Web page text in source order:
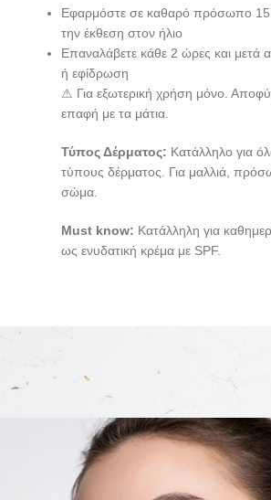
Εφαρμόστε σε καθαρό πρόσωπο 15
την έκθεση στον ήλιο
Επαναλάβετε κάθε 2 ώρες και μετά
ή εφίδρωση
⚠ Για εξωτερική χρήση μόνο.
επαφή με τα μάτια.
Τύπος Δέρματος: Κατάλληλο για
τύπους δέρματος. Για μαλλιά,
σώμα.
Must know: Κατάλληλη για
ως ενυδατική κρέμα με SPF.